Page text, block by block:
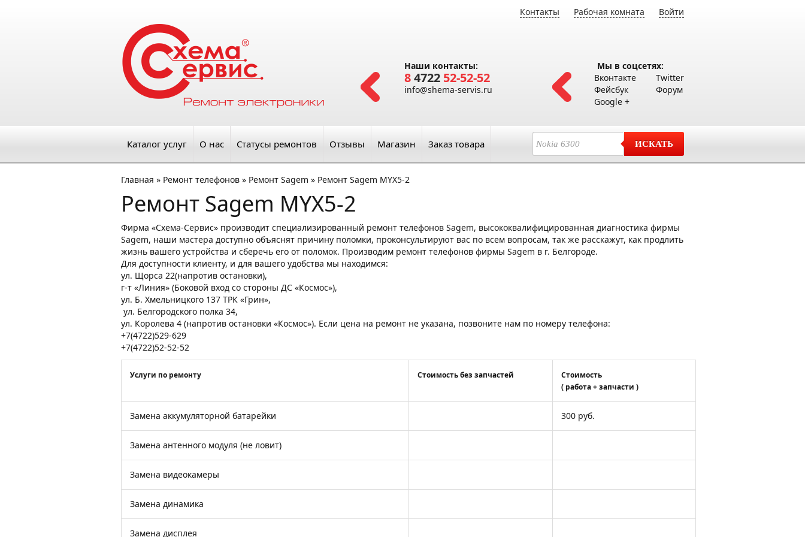
Контакты Рабочая комната Войти
Наши контакты:
84722 52-52-52
info@shema-servis.ru
Мы в соцсетях:
Вконтакте
Фейсбук
Google +
Twitter
Форум
Каталог услуг О нас Статусы ремонтов Отзывы Магазин Заказ товара ИСКАТЬ
Главная » Ремонт телефонов » Ремонт Sagem » Ремонт Sagem MYX5-2
Ремонт Sagem MYX5-2
Фирма «Схема-Сервис» производит специализированный ремонт телефонов Sagem, высококвалифицированная диагностика фирмы
Sagem, наши мастера доступно объяснят причину поломки, проконсультируют вас по всем вопросам, так же расскажут, как продлить
жизнь вашего устройства и сберечь его от поломок. Производим ремонт телефонов фирмы Sagem в г. Белгороде.
Для доступности клиенту, и для вашего удобства мы находимся:
ул. Щорса 22(напротив остановки),
г-т «Линия» (Боковой вход со стороны ДС «Космос»),
ул. Б. Хмельницкого 137 ТРК «Грин»,
ул. Белгородского полка 34,
ул. Королева 4 (напротив остановки «Космос»). Если цена на ремонт не указана, позвоните нам по номеру телефона:
+7(4722)529-629
+7(4722)52-52-52
Услуги по ремонту Стоимость без запчастей
Стоимость
( работа + запчасти )
Замена аккумуляторной батарейки 300 руб.
Замена антенного модуля (не ловит)
Замена видеокамеры
Замена динамика
Замена дисплея